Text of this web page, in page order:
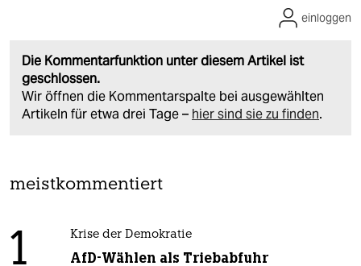
Die Kommentarfunktion unter diesem Artikel ist
geschlossen.
Wir öffnen die Kommentarspalte bei ausgewählten
Artikeln für etwa drei Tage – hier sind sie zu finden.
einloggen
meistkommentiert
1 Krise der Demokratie
AfD-Wählen als Triebabfuhr